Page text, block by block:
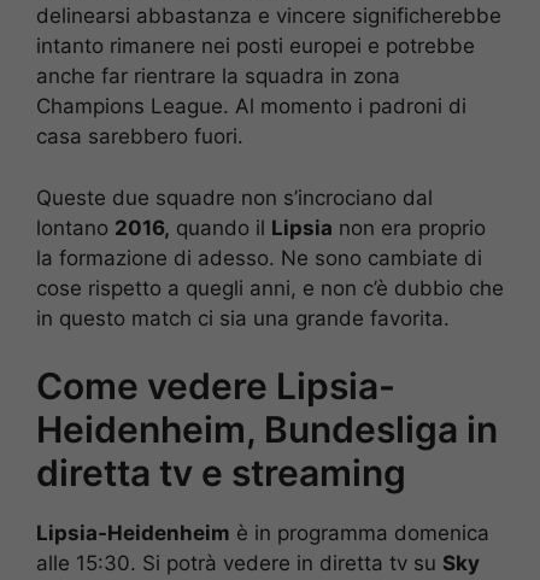
delinearsi abbastanza e vincere significherebbe
intanto rimanere nei posti europei e potrebbe
anche far rientrare la squadra in zona
Champions League. Al momento i padroni di
casa sarebbero fuori.
Queste due squadre non s’incrociano dal
lontano 2016, quando il Lipsia non era proprio
la formazione di adesso. Ne sono cambiate di
cose rispetto a quegli anni, e non c’è dubbio che
in questo match ci sia una grande favorita.
Come vedere Lipsia-
Heidenheim, Bundesliga in
diretta tv e streaming
Lipsia-Heidenheim è in programma domenica
alle 15:30. Si potrà vedere in diretta tv su Sky